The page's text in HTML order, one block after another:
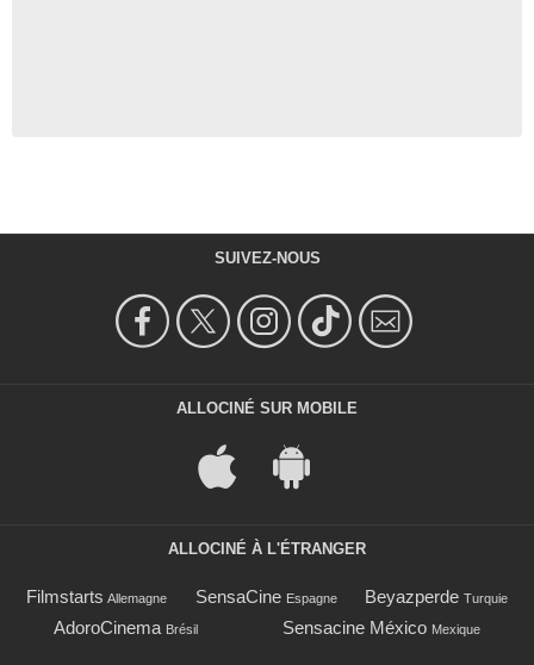
SUIVEZ-NOUS
ALLOCINÉ SUR MOBILE
ALLOCINÉ À L'ÉTRANGER
Filmstarts Allemagne SensaCine Espagne Beyazperde Turquie
AdoroCinema Brésil Sensacine México Mexique